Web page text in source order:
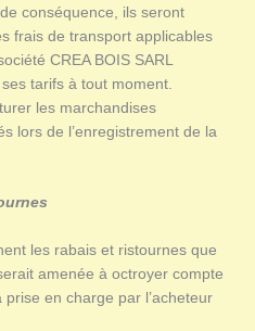
conséquence, ils seront
frais de transport applicables
CREA BOIS SARL
tarifs à tout moment.
les marchandises
lors de l’enregistrement de la
les rabais et ristournes que
amenée à octroyer compte
en charge par l’acheteur